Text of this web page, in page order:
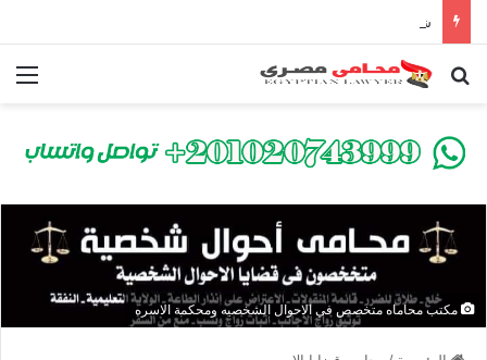
بحث عن
مكتب محاماه متخصص في الاحوال الشخصيه ومحكمة الاسره